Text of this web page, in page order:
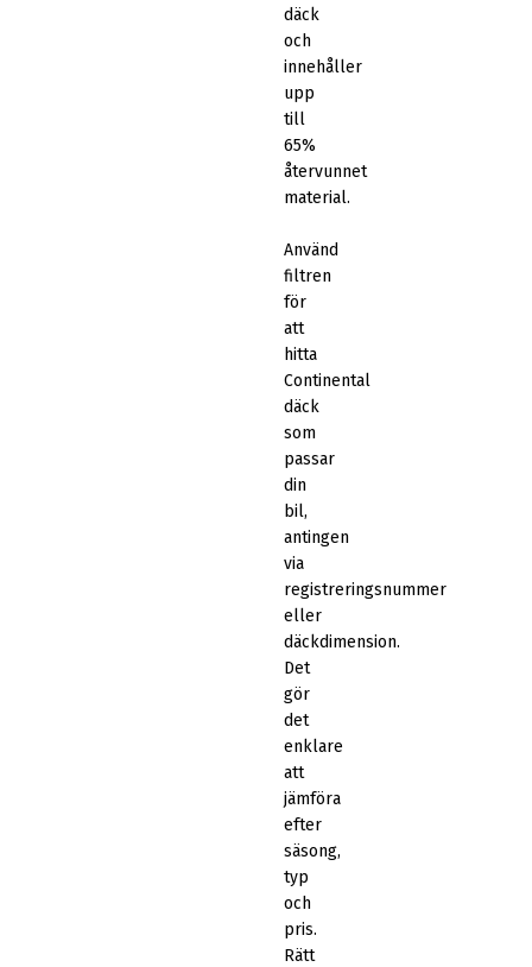
däck
och
innehåller
upp
till
65%
återvunnet
material.
Använd
filtren
för
att
hitta
Continental
däck
som
passar
din
bil,
antingen
via
registreringsnummer
eller
däckdimension.
Det
gör
det
enklare
att
jämföra
efter
säsong,
typ
och
pris.
Rätt